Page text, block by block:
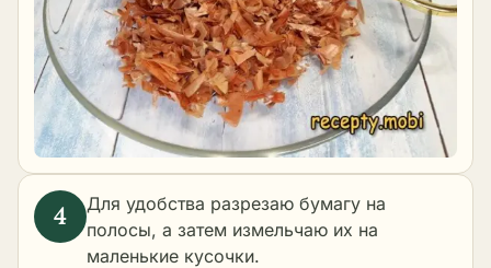
Для удобства разрезаю бумагу на
полосы, а затем измельчаю их на
маленькие кусочки.